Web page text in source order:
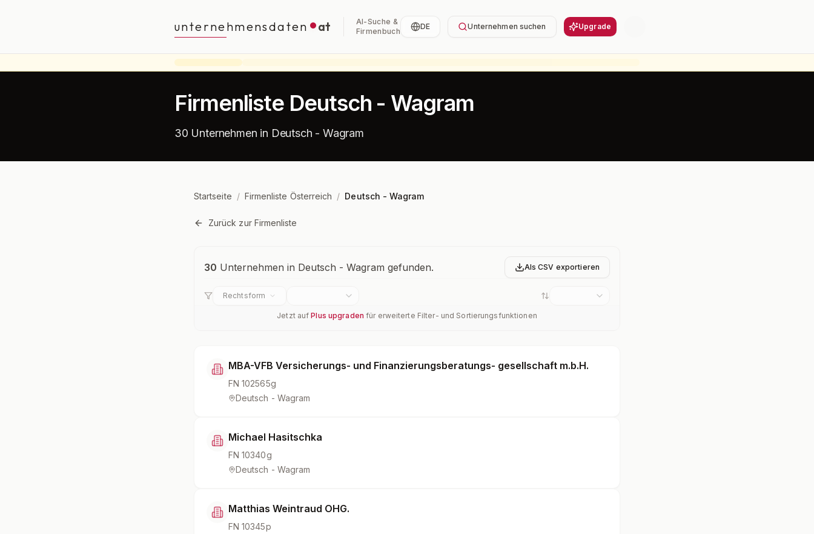
unternehmensdaten at
AI-Suche &
Firmenbuch
DE Unternehmen suchen Upgrade
Firmenliste Deutsch - Wagram
30 Unternehmen in Deutsch - Wagram
Startseite / Firmenliste Österreich / Deutsch - Wagram
Zurück zur Firmenliste
Unternehmensübersicht
30 Unternehmen in Deutsch - Wagram gefunden. Als CSV exportieren
Rechtsform
Jetzt aufPlus upgraden für erweiterte Filter- und Sortierungsfunktionen
MBA-VFB Versicherungs- und Finanzierungsberatungs- gesellschaft m.b.H.
FN102565g
Deutsch - Wagram
Michael Hasitschka
FN10340g
Deutsch - Wagram
Matthias Weintraud OHG.
FN10345p